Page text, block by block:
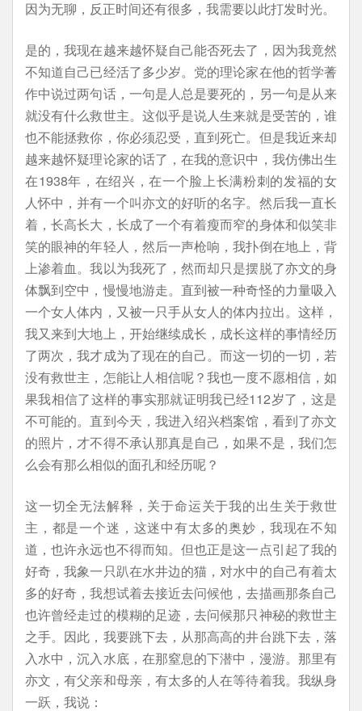
因为无聊，反正时间还有很多，我需要以此打发时光。
是的，我现在越来越怀疑自己能否死去了，因为我竟然
不知道自己已经活了多少岁。党的理论家在他的哲学蓍
作中说过两句话，一句是人总是要死的，另一句是从来
就没有什么救世主。这似乎是说人生来就是受苦的，谁
也不能拯救你，你必须忍受，直到死亡。但是我近来却
越来越怀疑理论家的话了，在我的意识中，我仿佛出生
在1938年，在绍兴，在一个脸上长满粉刺的发福的女
人怀中，并有一个叫亦文的好听的名字。然后我一直长
着，长高长大，长成了一个有着瘦而窄的身体和似笑非
笑的眼神的年轻人，然后一声枪响，我扑倒在地上，背
上渗着血。我以为我死了，然而却只是摆脱了亦文的身
体飘到空中，慢慢地游走。直到被一种奇怪的力量吸入
一个女人体内，又被一只手从女人的体内拉出。这样，
我又来到大地上，开始继续成长，成长这样的事情经历
了两次，我才成为了现在的自己。而这一切的一切，若
没有救世主，怎能让人相信呢？我也一度不愿相信，如
果我相信了这样的事实那就证明我已经112岁了，这是
不可能的。直到今天，我进入绍兴档案馆，看到了亦文
的照片，才不得不承认那真是自己，如果不是，我们怎
么会有那么相似的面孔和经历呢？
这一切全无法解释，关于命运关于我的出生关于救世
主，都是一个迷，这迷中有太多的奥妙，我现在不知
道，也许永远也不得而知。但也正是这一点引起了我的
好奇，我象一只趴在水井边的猫，对水中的自己有着太
多的好奇，我想试着去接近去问候他，去描画那条自己
也许曾经走过的模糊的足迹，去问候那只神秘的救世主
之手。因此，我要跳下去，从那高高的井台跳下去，落
入水中，沉入水底，在那窒息的下潜中，漫游。那里有
亦文，有父亲和母亲，有太多的人在等待着我。我纵身
一跃，我说：